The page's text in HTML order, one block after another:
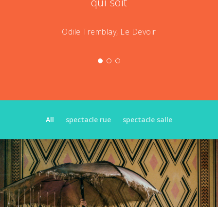
Odile Tremblay, Le Devoir
All spectacle rue spectacle salle